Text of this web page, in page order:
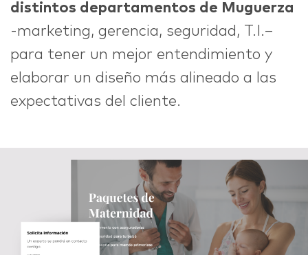
distintos departamentos de Muguerza
-marketing, gerencia, seguridad, T.I.–
para tener un mejor entendimiento y
elaborar un diseño más alineado a las
expectativas del cliente.